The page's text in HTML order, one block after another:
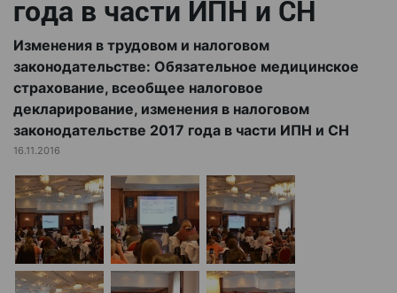
года в части ИПН и СН
Изменения в трудовом и налоговом
законодательстве: Обязательное медицинское
страхование, всеобщее налоговое
декларирование, изменения в налоговом
законодательстве 2017 года в части ИПН и СН
16.11.2016